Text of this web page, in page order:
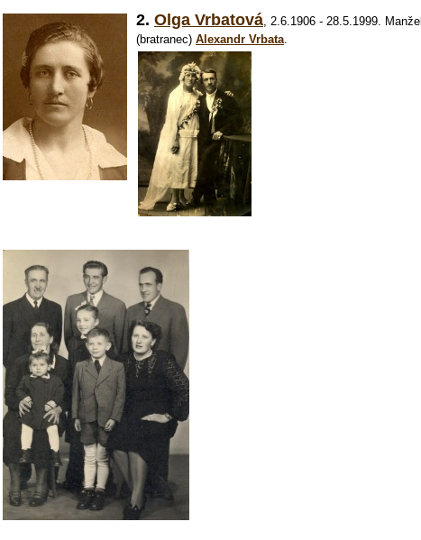
2. Olga Vrbatová, 2.6.1906 - 28.5.1999. Manžel
(bratranec) Alexandr Vrbata.